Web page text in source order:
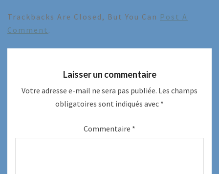
Trackbacks Are Closed, But You Can Post A
Comment .
Laisser un commentaire
Votre adresse e-mail ne sera pas publiée. Les champs
obligatoires sont indiqués avec *
Commentaire *